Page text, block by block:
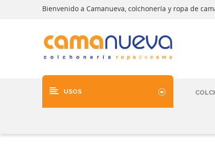
Bienvenido a Camanueva, colchonería y ropa de
USOS